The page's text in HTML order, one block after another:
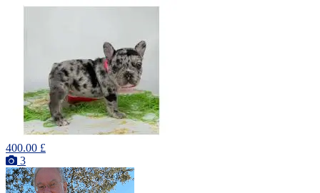
400.00 £
3